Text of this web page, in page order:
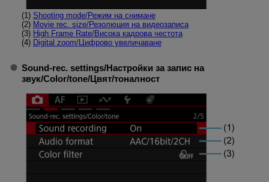
(1) Shooting mode/Режим на снимане
(2) Movie rec. size/Резолюция на видеозаписа
(3) High Frame Rate/Висока кадрова честота
(4) Digital zoom/Цифрово увеличаване
Sound-rec. settings/Настройки за запис на
звук/Color/tone/Цвят/тоналност